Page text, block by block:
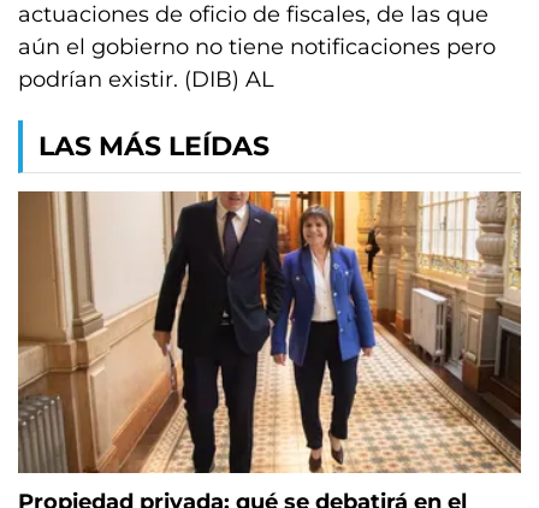
actuaciones de oficio de fiscales, de las que
aún el gobierno no tiene notificaciones pero
podrían existir. (DIB) AL
LAS MÁS LEÍDAS
Propiedad privada: qué se debatirá en el